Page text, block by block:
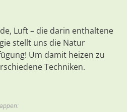
Luft – die darin enthaltene
stellt uns die Natur
Um damit heizen zu
Techniken.